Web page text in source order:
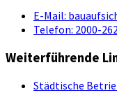
E-Mail:
Telefon: 2000-
Weiterführende
Städtische